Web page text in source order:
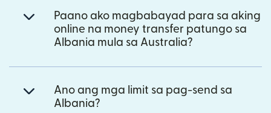
Paano ako magbabayad para sa aking
online na money transfer patungo sa
Albania mula sa Australia?
Ano ang mga limit sa pag-send sa
Albania?